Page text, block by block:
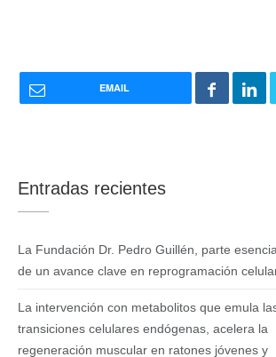
EMAIL
Entradas recientes
La Fundación Dr. Pedro Guillén, parte
de un avance clave en reprogramación
La intervención con metabolitos que emula
transiciones celulares endógenas, acelera la
regeneración muscular en ratones jóvenes y